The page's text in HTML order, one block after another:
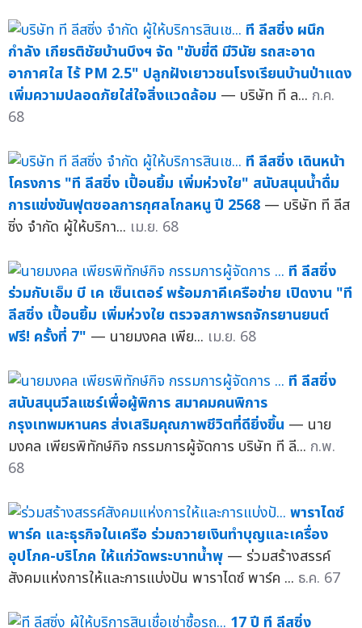
ที ลีสซิ่ง ผนึก
กำลัง เกียรติชัยบ้านบึงฯ จัด "ขับขี่ดี มีวินัย รถสะอาด
อากาศใส ไร้ PM 2.5" ปลูกฝังเยาวชนโรงเรียนบ้านป่าแดง
เพิ่มความปลอดภัยใส่ใจสิ่งแวดล้อม — บริษัท ที ล... ก.ค.
68
ที ลีสซิ่ง เดินหน้า
โครงการ "ที ลีสซิ่ง เปื้อนยิ้ม เพิ่มห่วงใย" สนับสนุนน้ำดื่ม
การแข่งขันฟุตซอลการกุศลโกลหนู ปี 2568 — บริษัท ที ลีส
ซิ่ง จำกัด ผู้ให้บริกา... เม.ย. 68
ที ลีสซิ่ง
ร่วมกับเอ็ม บี เค เซ็นเตอร์ พร้อมภาคีเครือข่าย เปิดงาน "ที
ลีสซิ่ง เปื้อนยิ้ม เพิ่มห่วงใย ตรวจสภาพรถจักรยานยนต์
ฟรี! ครั้งที่ 7" — นายมงคล เพีย... เม.ย. 68
ที ลีสซิ่ง
สนับสนุนวีลแชร์เพื่อผู้พิการ สมาคมคนพิการ
กรุงเทพมหานคร ส่งเสริมคุณภาพชีวิตที่ดียิ่งขึ้น — นาย
มงคล เพียรพิทักษ์กิจ กรรมการผู้จัดการ บริษัท ที ลี... ก.พ.
68
พาราไดซ์
พาร์ค และธุรกิจในเครือ ร่วมถวายเงินทำบุญและเครื่อง
อุปโภค-บริโภค ให้แก่วัดพระบาทน้ำพุ — ร่วมสร้างสรรค์
สังคมแห่งการให้และการแบ่งปัน พาราไดซ์ พาร์ค ... ธ.ค. 67
17 ปี ที ลีสซิ่ง